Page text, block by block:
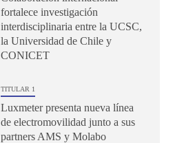
fortalece investigación
interdisciplinaria entre la UCSC,
la Universidad de Chile y
CONICET
TITULAR 1
Luxmeter presenta nueva línea
de electromovilidad junto a sus
partners AMS y Molabo